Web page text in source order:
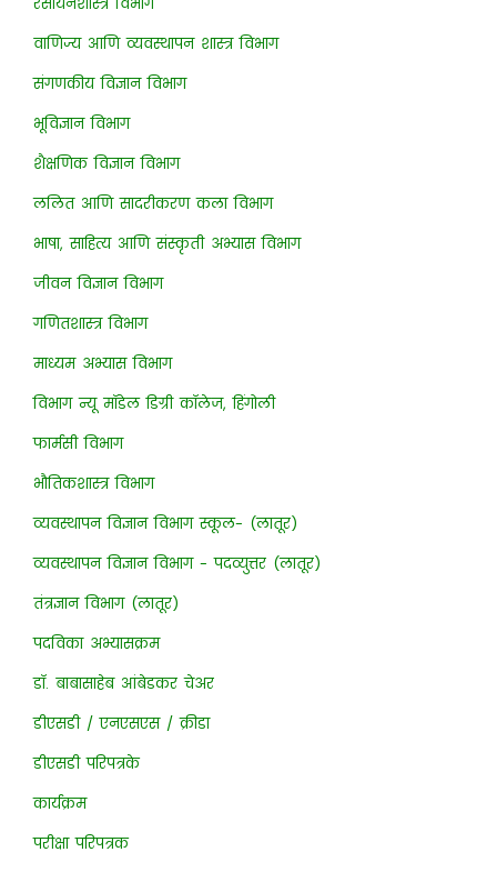
वाणिज्य आणि व्यवस्थापन शास्त्र विभाग
संगणकीय विज्ञान विभाग
भूविज्ञान विभाग
शैक्षणिक विज्ञान विभाग
ललित आणि सादरीकरण कला विभाग
भाषा, साहित्य आणि संस्कृती अभ्यास विभाग
जीवन विज्ञान विभाग
गणितशास्त्र विभाग
माध्यम अभ्यास विभाग
विभाग न्यू मॉडेल डिग्री कॉलेज, हिंगोली
फार्मसी विभाग
भौतिकशास्त्र विभाग
व्यवस्थापन विज्ञान विभाग स्कूल- (लातूर)
व्यवस्थापन विज्ञान विभाग - पदव्युत्तर (लातूर)
तंत्रज्ञान विभाग (लातूर)
पदविका अभ्यासक्रम
डॉ. बाबासाहेब आंबेडकर चेअर
डीएसडी / एनएसएस / क्रीडा
डीएसडी परिपत्रके
कार्यक्रम
परीक्षा परिपत्रक